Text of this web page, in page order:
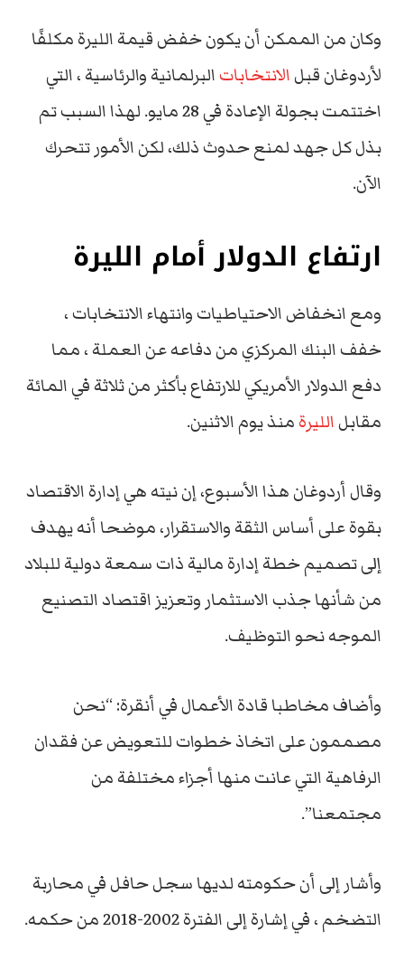
وكان من الممكن أن يكون خفض قيمة الليرة مكلفًا
لأردوغان قبلالانتخاباتالبرلمانية والرئاسية ، التي
اختتمت بجولة الإعادة في 28 مايو. لهذا السبب تم
بذل كل جهد لمنع حدوث ذلك، لكن الأمور تتحرك
الآن.
ارتفاع الدولار أمام الليرة
ومع انخفاض الاحتياطيات وانتهاء الانتخابات ،
خفف البنك المركزي من دفاعه عن العملة ، مما
دفع الدولار الأمريكي للارتفاع بأكثر من ثلاثة في المائة
مقابلالليرةمنذ يوم الاثنين.
وقال أردوغان هذا الأسبوع، إن نيته هي إدارة الاقتصاد
بقوة على أساس الثقة والاستقرار، موضحا أنه يهدف
إلى تصميم خطة إدارة مالية ذات سمعة دولية للبلاد
من شأنها جذب الاستثمار وتعزيز اقتصاد التصنيع
الموجه نحو التوظيف.
وأضاف مخاطبا قادة الأعمال في أنقرة: “نحن
مصممون على اتخاذ خطوات للتعويض عن فقدان
الرفاهية التي عانت منها أجزاء مختلفة من
مجتمعنا”.
وأشار إلى أن حكومته لديها سجل حافل في محاربة
التضخم ، في إشارة إلى الفترة 2002-2018 من حكمه.